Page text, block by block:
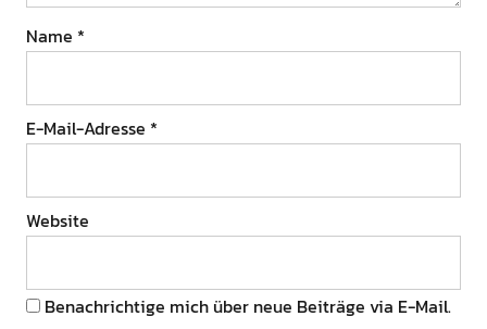
Name *
E-Mail-Adresse *
Website
Benachrichtige mich über neue Beiträge via E-Mail.